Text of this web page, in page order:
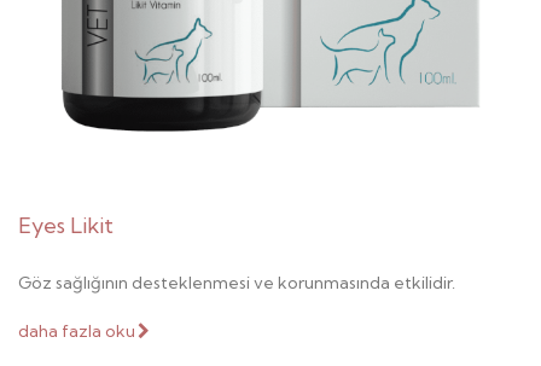
Eyes Likit
Göz sağlığının desteklenmesi ve korunmasında etkilidir.
daha fazla oku